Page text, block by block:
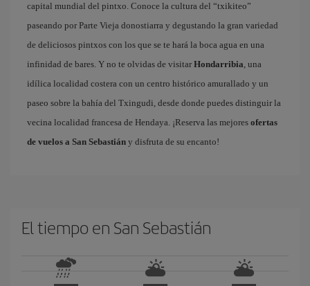
capital mundial del pintxo. Conoce la cultura del “txikiteo”
paseando por Parte Vieja donostiarra y degustando la gran variedad
de deliciosos pintxos con los que se te hará la boca agua en una
infinidad de bares. Y no te olvidas de visitar Hondarribia, una
idílica localidad costera con un centro histórico amurallado y un
paseo sobre la bahía del Txingudi, desde donde puedes distinguir la
vecina localidad francesa de Hendaya. ¡Reserva las mejores ofertas
de vuelos a San Sebastián y disfruta de su encanto!
El tiempo en San Sebastián